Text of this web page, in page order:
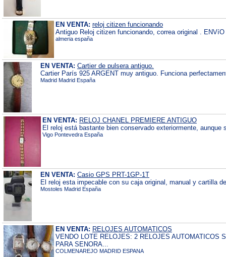
EN VENTA: reloj citizen funcionando
Antiguo Reloj citizen funcionando, correa original .
almeria españa
EN VENTA: Cartier de pulsera antiguo.
Cartier París 925 ARGENT muy antiguo. Funciona
Madrid Madrid España
EN VENTA: RELOJ CHANEL PREMIERE ANTIGUO
El reloj está bastante bien conservado exteriormente, aunque
Vigo Pontevedra España
EN VENTA: Casio GPS PRT-1GP-1T
El reloj esta impecable con su caja original, manual y cartilla
Mostoles Madrid España
EN VENTA: RELOJES AUTOMATICOS
VENDO LOTE RELOJES: 2 RELOJES AUTOMATICOS
PARA SENORA...
COLMENAREJO MADRID ESPANA